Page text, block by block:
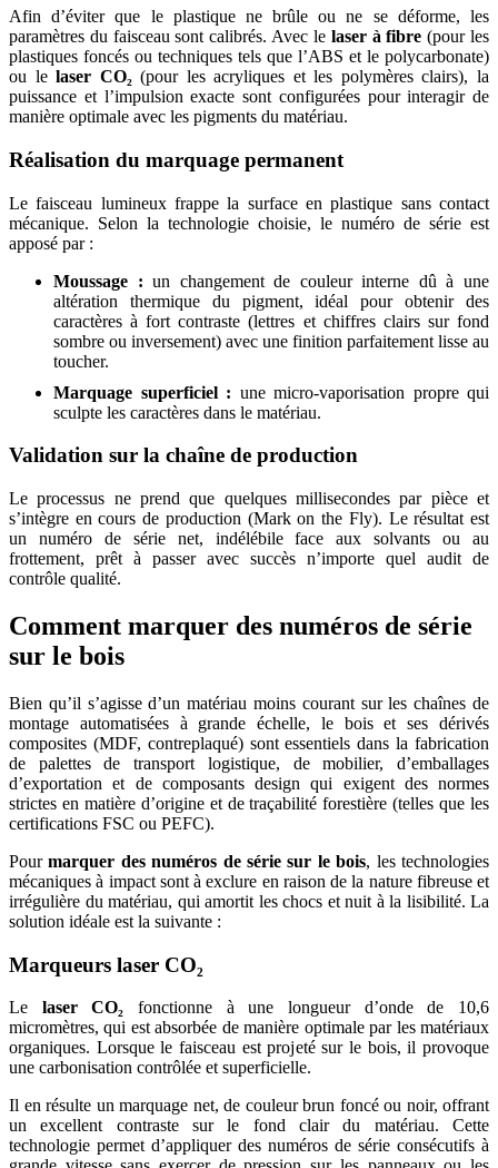
Afin d’éviter que le plastique ne brûle ou ne se déforme, les
paramètres du faisceau sont calibrés. Avec le laser à fibre (pour les
plastiques foncés ou techniques tels que l’ABS et le polycarbonate)
ou lelaser CO₂(pour les acryliques et les polymères clairs), la
puissance et l’impulsion exacte sont configurées pour interagir de
manière optimale avec les pigments du matériau.
Réalisation du marquage permanent
Le faisceau lumineux frappe la surface en plastique sans contact
mécanique. Selon la technologie choisie, le numéro de série est
apposé par :
Moussage : un changement de couleur interne dû à une
altération thermique du pigment, idéal pour obtenir des
caractères à fort contraste (lettres et chiffres clairs sur fond
sombre ou inversement) avec une finition parfaitement lisse au
toucher.
Marquage superficiel : une micro-vaporisation propre qui
sculpte les caractères dans le matériau.
Validation sur la chaîne de production
Le processus ne prend que quelques millisecondes par pièce et
s’intègre en cours de production (Mark on the Fly). Le résultat est
un numéro de série net, indélébile face aux solvants ou au
frottement, prêt à passer avec succès n’importe quel audit de
contrôle qualité.
Comment marquer des numéros de série
sur le bois
Bien qu’il s’agisse d’un matériau moins courant sur les chaînes de
montage automatisées à grande échelle, le bois et ses dérivés
composites (MDF, contreplaqué) sont essentiels dans la fabrication
de palettes de transport logistique, de mobilier, d’emballages
d’exportation et de composants design qui exigent des normes
strictes en matière d’origine et de traçabilité forestière (telles que les
certifications FSC ou PEFC).
Pourmarquer des numéros de série sur le bois, les technologies
mécaniques à impact sont à exclure en raison de la nature fibreuse et
irrégulière du matériau, qui amortit les chocs et nuit à la lisibilité. La
solution idéale est la suivante :
Marqueurs laser CO₂
Le laser CO₂ fonctionne à une longueur d’onde de 10,6
micromètres, qui est absorbée de manière optimale par les matériaux
organiques. Lorsque le faisceau est projeté sur le bois, il provoque
une carbonisation contrôlée et superficielle.
Il en résulte un marquage net, de couleur brun foncé ou noir, offrant
un excellent contraste sur le fond clair du matériau. Cette
technologie permet d’appliquer des numéros de série consécutifs à